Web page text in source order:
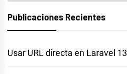
Publicaciones Recientes
Usar URL directa en Laravel 13